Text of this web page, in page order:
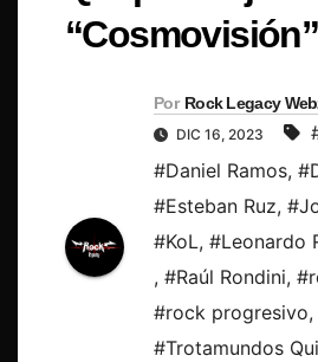
“Cosmovisión”
Por Rock Legacy
DIC 16, 2023
#Daniel Ramos,
#Esteban Ruz,
#KoL, #Leonardo
, #Raúl Rondini,
#rock progresivo,
#Trotamundos